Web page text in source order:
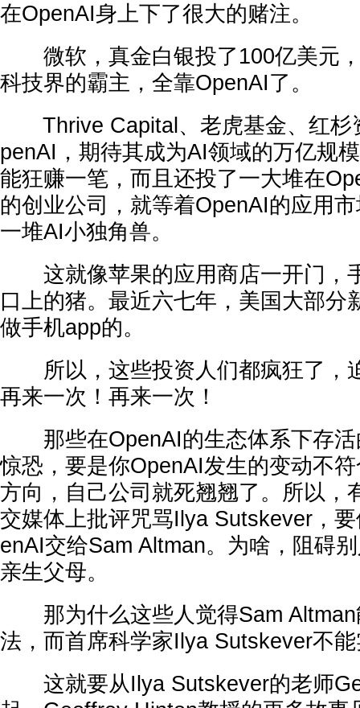
在OpenAI身上下了很大的赌注。
微软，真金白银投了100亿美元，
科技界的霸主，全靠OpenAI了。
Thrive Capital、老虎基金、红杉
penAI，期待其成为AI领域的万亿规
能狂赚一笔，而且还投了一大堆在
的创业公司，就等着OpenAI的应用
一堆AI小独角兽。
这就像苹果的应用商店一开门，
口上的猪。最近六七年，美国大部分
做手机app的。
所以，这些投资人们都疯狂了，
再来一次！再来一次！
那些在OpenAI的生态体系下存活
惊恐，要是你OpenAI发生的变动不
方向，自己公司就死翘翘了。所以，
交媒体上批评咒骂Ilya Sutskever，
enAI交给Sam Altman。为啥，阻碍
亲生父母。
那为什么这些人觉得Sam Altman
法，而首席科学家Ilya Sutskever不
这就要从Ilya Sutskever的老师